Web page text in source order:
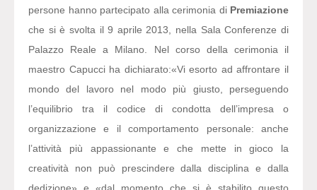
persone hanno partecipato alla cerimonia di Premiazione
che si è svolta il 9 aprile 2013, nella Sala Conferenze di
Palazzo Reale a Milano. Nel corso della cerimonia il
maestro Capucci ha dichiarato:«Vi esorto ad affrontare il
mondo del lavoro nel modo più giusto, perseguendo
l’equilibrio tra il codice di condotta dell’impresa o
organizzazione e il comportamento personale: anche
l’attività più appassionante e che mette in gioco la
creatività non può prescindere dalla disciplina e dalla